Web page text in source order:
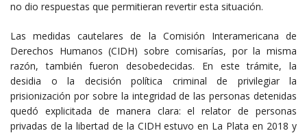
no dio respuestas que permitieran revertir esta situación.
Las medidas cautelares de la Comisión Interamericana de
Derechos Humanos (CIDH) sobre comisarías, por la misma
razón, también fueron desobedecidas. En este trámite, la
desidia o la decisión política criminal de privilegiar la
prisionización por sobre la integridad de las personas detenidas
quedó explicitada de manera clara: el relator de personas
privadas de la libertad de la CIDH estuvo en La Plata en 2018 y